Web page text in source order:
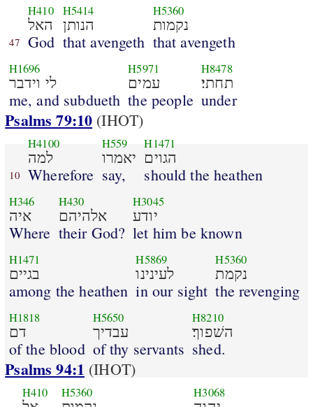
47
H410
האל
God
H5414
הנותן
that avengeth
H5360
נקמות
that avengeth
H1696
לי וידבר
me, and subdueth
H5971
עמים
the people
H8478
תחתי׃
under
Psalms 79:10 (IHOT)
10
H4100
למה
Wherefore
H559
יאמרו
say,
H1471
הגוים
should the heathen
H346
איה
Where
H430
אלהיהם
their God?
H3045
יודע
let him be known
H1471
בגיים
among the heathen
H5869
לעינינו
in our sight
H5360
נקמת
the revenging
H1818
דם
of the blood
H5650
עבדיך
of thy servants
H8210
השׁפוך׃
shed.
Psalms 94:1 (IHOT)
H410 H5360 H3068